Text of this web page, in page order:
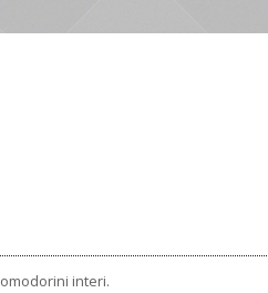
interi.